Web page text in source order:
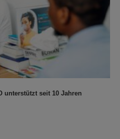
unterstützt seit 10 Jahren